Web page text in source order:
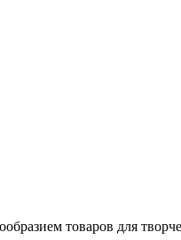
товаров для